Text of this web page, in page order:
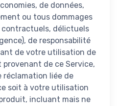
de données,
ou tous dommages
contractuels, délictuels
de responsabilité
de votre utilisation de
de ce Service,
liée de
soit à votre utilisation
incluant mais ne